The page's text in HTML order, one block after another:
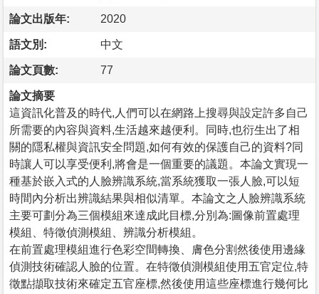
論文出版年: 2020
語文別: 中文
論文頁數: 77
論文摘要
這資訊化普及的時代,人們可以在網路上搜尋與設定許多自己
所需要的內容與資料,生活越來越便利。同時,也衍生出了相
關的隱私權與資訊安全問題,如何有效的保護自己的資料?同
時讓人可以享受便利,將會是一個重要的議題。本論文實現一
種基於嵌入式的人臉辨識系統,當系統獲取一張人臉,可以短
時間內分析出辨識結果與相似清單。本論文之人臉辨識系統
主要可劃分為三個模組來達成此目標,分別為:圖像前置處理
模組、特徵偵測模組、辨識分析模組。
在前置處理模組進行色彩空間轉換、膚色分割然後使用邊緣
偵測技術確認人臉的位置。在特徵偵測模組使用五官定位,特
徵點擷取技術來確定五官座標,然後使用這些座標進行幾何比